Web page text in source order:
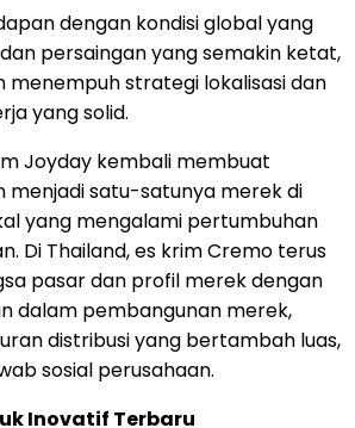
dengan kondisi global yang
persaingan yang semakin ketat,
menempuh strategi lokalisasi dan
yang solid.
Joyday kembali membuat
menjadi satu-satunya merek di
yang mengalami pertumbuhan
Di Thailand, es krim Cremo terus
pasar dan profil merek dengan
dalam pembangunan merek,
distribusi yang bertambah luas,
sosial perusahaan.
Inovatif Terbaru